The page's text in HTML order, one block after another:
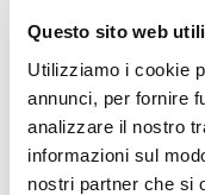
Questo sito web
Utilizziamo i cookie
annunci, per fornire
analizzare il nostro
informazioni sul
nostri partner che si
Aziendale
l’Università
Fondazione